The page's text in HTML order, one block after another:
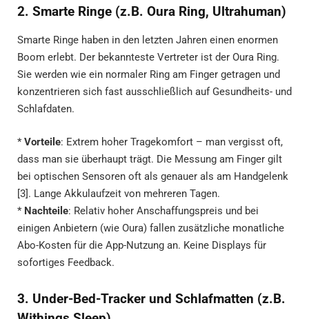
2. Smarte Ringe (z.B. Oura Ring, Ultrahuman)
Smarte Ringe haben in den letzten Jahren einen enormen
Boom erlebt. Der bekannteste Vertreter ist der Oura Ring.
Sie werden wie ein normaler Ring am Finger getragen und
konzentrieren sich fast ausschließlich auf Gesundheits- und
Schlafdaten.
* Vorteile: Extrem hoher Tragekomfort – man vergisst oft,
dass man sie überhaupt trägt. Die Messung am Finger gilt
bei optischen Sensoren oft als genauer als am Handgelenk
[3]. Lange Akkulaufzeit von mehreren Tagen.
* Nachteile: Relativ hoher Anschaffungspreis und bei
einigen Anbietern (wie Oura) fallen zusätzliche monatliche
Abo-Kosten für die App-Nutzung an. Keine Displays für
sofortiges Feedback.
3. Under-Bed-Tracker und Schlafmatten (z.B.